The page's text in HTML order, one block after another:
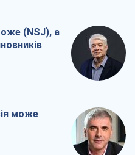
(NSJ), а
може